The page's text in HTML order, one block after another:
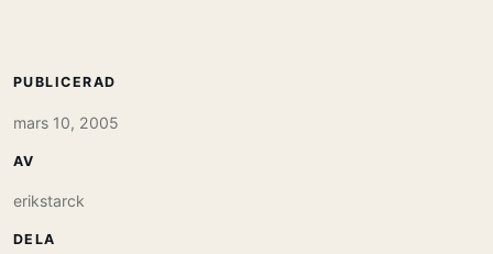
PUBLICERAD
mars 10, 2005
AV
erikstarck
DELA